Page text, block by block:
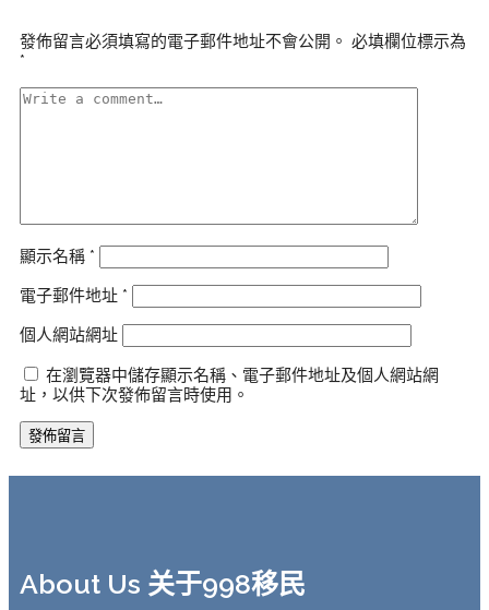
發佈留言必須填寫的電子郵件地址不會公開。 必填欄位標示為
*
顯示名稱 *
電子郵件地址 *
個人網站網址
在瀏覽器中儲存顯示名稱、電子郵件地址及個人網站網
址，以供下次發佈留言時使用。
About Us 关于998移民